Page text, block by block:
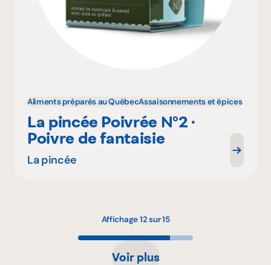
Aliments préparés au QuébecAssaisonnements et épices
La pincée Poivrée N°2 ·
Poivre de fantaisie
La pincée
Affichage 12 sur 15
Voir plus